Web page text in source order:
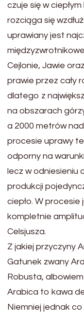
czuje się w
rozciąga się
uprawiany jest
Cejlonie, Jawie
prawie przez cały
dlatego z
na obszarach
a 2000 metrów
procesie uprawy
odporny na
lecz w odniesieniu
produkcji
ciepło. W
kompletnie
Celsjusza.
Z jakiej przyczyny
Gatunek zwany
Robusta,
Arabica to kawa
Niemniej jednak